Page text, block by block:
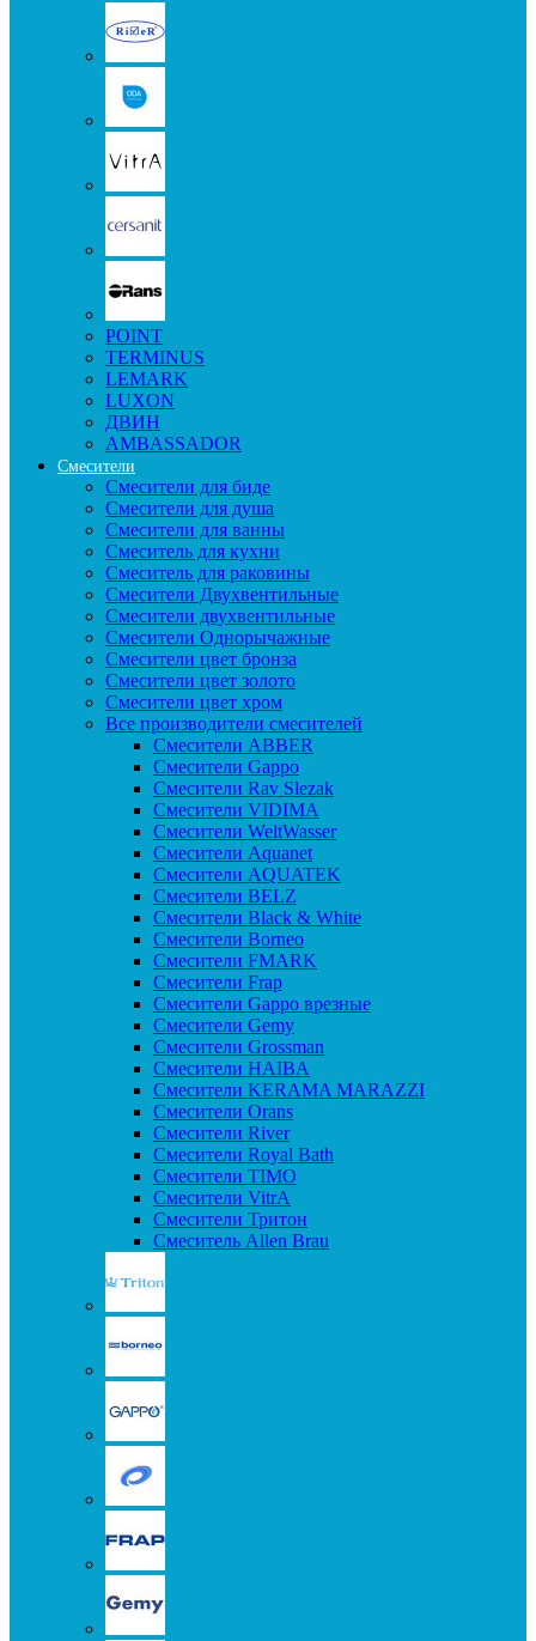
POINT
TERMINUS
LEMARK
LUXON
ДВИН
AMBASSADOR
Смесители
Смесители для биде
Смесители для душа
Смесители для ванны
Смеситель для кухни
Смеситель для раковины
Смесители Двухвентильные
Смесители двухвентильные
Смесители Однорычажные
Смесители цвет бронза
Смесители цвет золото
Смесители цвет хром
Все производители смесителей
Cмесители ABBER
Cмесители Gappo
Cмесители Rav Slezak
Cмесители VIDIMA
Cмесители WeltWasser
Смесители Aquanet
Смесители AQUATEK
Смесители BELZ
Смесители Black & White
Смесители Borneo
Смесители FMARK
Смесители Frap
Смесители Gappo врезные
Смесители Gemy
Смесители Grossman
Смесители HAIBA
Смесители KERAMA MARAZZI
Смесители Orans
Смесители River
Смесители Royal Bath
Смесители TIMO
Смесители VitrA
Смесители Тритон
Смеситель Allen Brau